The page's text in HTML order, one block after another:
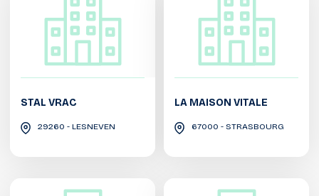
STAL VRAC
29260 - LESNEVEN
LA MAISON VITALE
67000 - STRASBOURG